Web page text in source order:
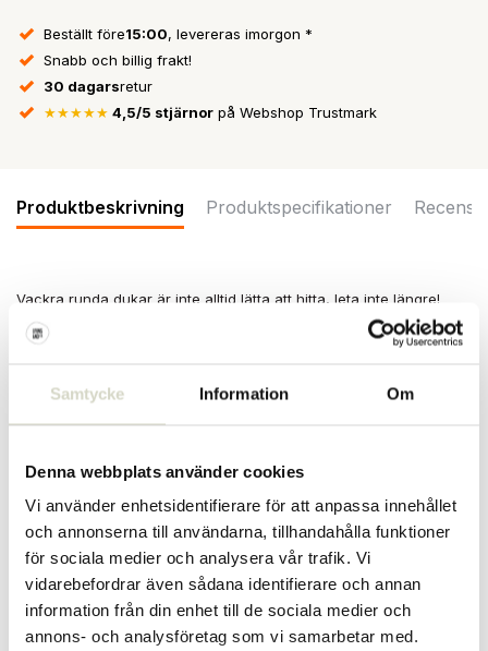
Samtycke Information Om
Denna webbplats använder cookies
Vi använder enhetsidentifierare för att anpassa innehållet
och annonserna till användarna, tillhandahålla funktioner
för sociala medier och analysera vår trafik. Vi
vidarebefordrar även sådana identifierare och annan
information från din enhet till de sociala medier och
annons- och analysföretag som vi samarbetar med.
Beställt före15:00, levereras imorgon *
Snabb och billig frakt!
30 dagarsretur
★★★★★ 4,5/5 stjärnor på Webshop Trustmark
Produktbeskrivning Produktspecifikationer
Vackra runda dukar är inte alltid lätta att hitta, leta inte längre!
Broste Copenhagen har de vackraste runda dukarna i bomull i
olika färger. Duken Broste Copenhagen Wilhelmina har en
Mått: Diameter 200 cm
Material: bomull
PRODUKTSPECIFIKATIONER
SKU 71210224